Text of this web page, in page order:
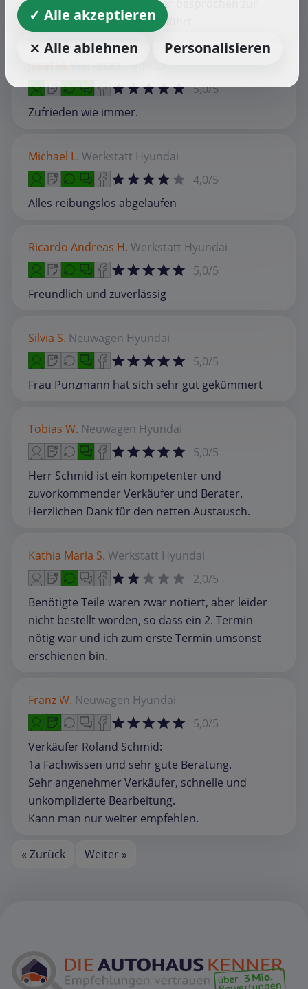
Die Arbeit wurde wie vorher besprochen zur
vollen Zufriedenheit ausgeführt
Josef M.
5,0/5
Zufrieden wie immer.
Michael L. Werkstatt Hyundai
4,0/5
Alles reibungslos abgelaufen
Ricardo Andreas H. Werkstatt Hyundai
5,0/5
Freundlich und zuverlässig
Silvia S. Neuwagen Hyundai
5,0/5
Frau Punzmann hat sich sehr gut gekümmert
Tobias W. Neuwagen Hyundai
5,0/5
Herr Schmid ist ein kompetenter und
zuvorkommender Verkäufer und Berater.
Herzlichen Dank für den netten Austausch.
Kathia Maria S. Werkstatt Hyundai
2,0/5
Benötigte Teile waren zwar notiert, aber leider
nicht bestellt worden, so dass ein 2. Termin
nötig war und ich zum erste Termin umsonst
erschienen bin.
Franz W. Neuwagen Hyundai
5,0/5
Verkäufer Roland Schmid:
1a Fachwissen und sehr gute Beratung.
Sehr angenehmer Verkäufer, schnelle und
unkomplizierte Bearbeitung.
Kann man nur weiter empfehlen.
« Zurück Weiter »
✓ Alle akzeptieren
⨯ Alle ablehnen
Personalisieren